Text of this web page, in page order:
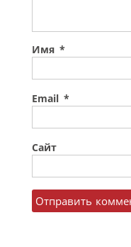
Имя *
Email *
Сайт